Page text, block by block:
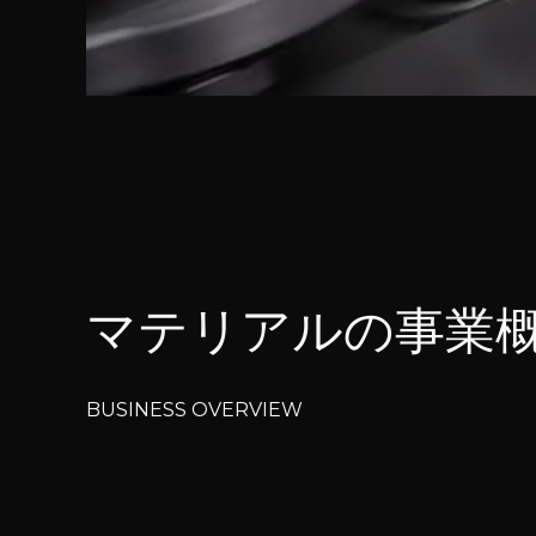
マテリアルの事業
BUSINESS OVERVIEW